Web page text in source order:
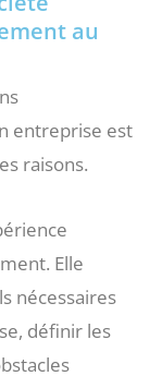
au
entreprise est
raisons.
Elle
nécessaires
définir les